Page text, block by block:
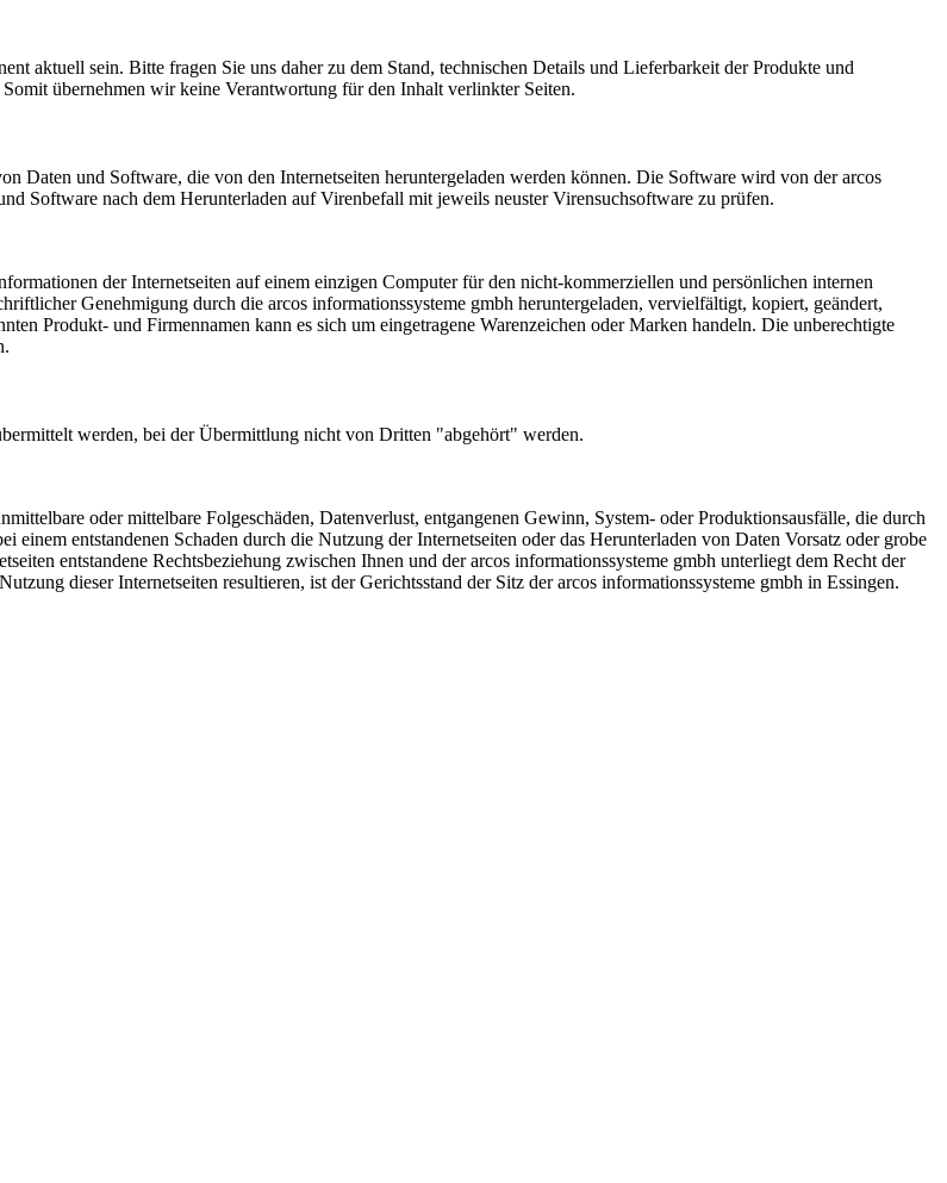
aktuell sein. Bitte fragen Sie uns daher zu dem Stand, technischen Details und Lieferbarkeit der Produkte und
übernehmen wir keine Verantwortung für den Inhalt verlinkter Seiten.
Daten und Software, die von den Internetseiten heruntergeladen werden können. Die Software wird von der arcos
Software nach dem Herunterladen auf Virenbefall mit jeweils neuster Virensuchsoftware zu prüfen.
der Internetseiten auf einem einzigen Computer für den nicht-kommerziellen und persönlichen internen
Genehmigung durch die arcos informationssysteme gmbh heruntergeladen, vervielfältigt, kopiert, geändert,
Produkt- und Firmennamen kann es sich um eingetragene Warenzeichen oder Marken handeln. Die unberechtigte
werden, bei der Übermittlung nicht von Dritten "abgehört" werden.
oder mittelbare Folgeschäden, Datenverlust, entgangenen Gewinn, System- oder Produktionsausfälle, die durch
entstandenen Schaden durch die Nutzung der Internetseiten oder das Herunterladen von Daten Vorsatz oder grobe
entstandene Rechtsbeziehung zwischen Ihnen und der arcos informationssysteme gmbh unterliegt dem Recht der
dieser Internetseiten resultieren, ist der Gerichtsstand der Sitz der arcos informationssysteme gmbh in Essingen.